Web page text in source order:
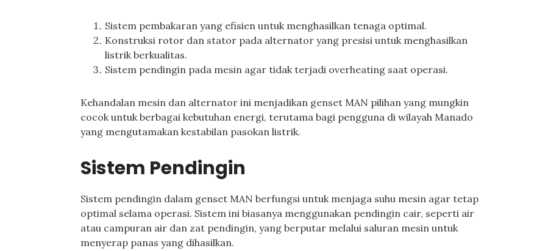
Sistem pembakaran yang efisien untuk menghasilkan tenaga optimal.
Konstruksi rotor dan stator pada alternator yang presisi untuk menghasilkan
listrik berkualitas.
Sistem pendingin pada mesin agar tidak terjadi overheating saat operasi.
Kehandalan mesin dan alternator ini menjadikan genset MAN pilihan yang mungkin
cocok untuk berbagai kebutuhan energi, terutama bagi pengguna di wilayah Manado
yang mengutamakan kestabilan pasokan listrik.
Sistem Pendingin
Sistem pendingin dalam genset MAN berfungsi untuk menjaga suhu mesin agar tetap
optimal selama operasi. Sistem ini biasanya menggunakan pendingin cair, seperti air
atau campuran air dan zat pendingin, yang berputar melalui saluran mesin untuk
menyerap panas yang dihasilkan.